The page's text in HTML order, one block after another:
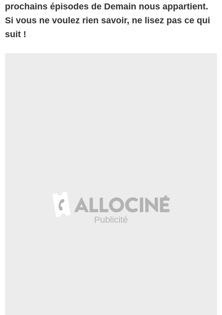
prochains épisodes de Demain nous appartient.
Si vous ne voulez rien savoir, ne lisez pas ce qui
suit !